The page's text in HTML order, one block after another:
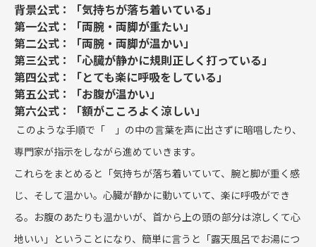
背景公式：「気持ちが落ち着いている」
第一公式：「両腕・両脚が重たい」
第二公式：「両腕・両脚が温かい」
第三公式：「心臓が静かに規則正しく打っている」
第四公式：「とても楽に呼吸をしている」
第五公式：「お腹が温かい」
第六公式：「額がこころよく涼しい」
このような手順で「 」の中の言葉を声に出さずに暗唱したり、
専門家が指示をしながら進めていきます。
これらをまとめると「気持ちが落ち着いていて、腕と脚が重く感
じ、そして温かい。心臓が静かに動いていて、楽に呼吸ができ
る。お腹のあたりも温かいが、首から上の頭の部分は涼しくて心
地いい」ということになり、簡単に言うと「露天風呂でお湯につ